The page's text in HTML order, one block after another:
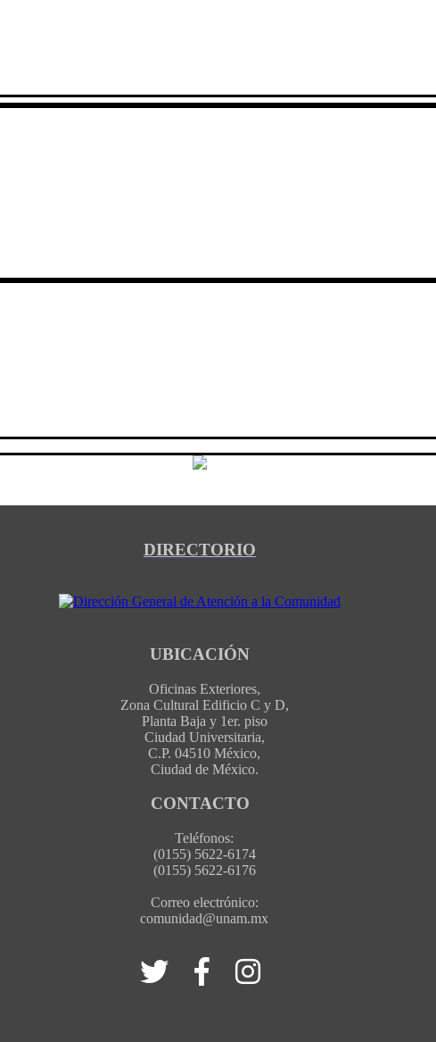
DIRECTORIO
UBICACIÓN
Oficinas Exteriores,
Zona Cultural Edificio C y D,
Planta Baja y 1er. piso
Ciudad Universitaria,
C.P. 04510 México,
Ciudad de México.
CONTACTO
Teléfonos:
(0155) 5622-6174
(0155) 5622-6176
Correo electrónico:
comunidad@unam.mx